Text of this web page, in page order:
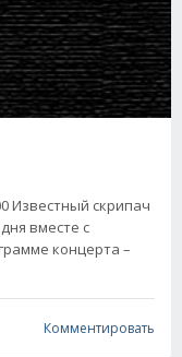
Известный скрипач
вместе с
концерта –
Комментировать